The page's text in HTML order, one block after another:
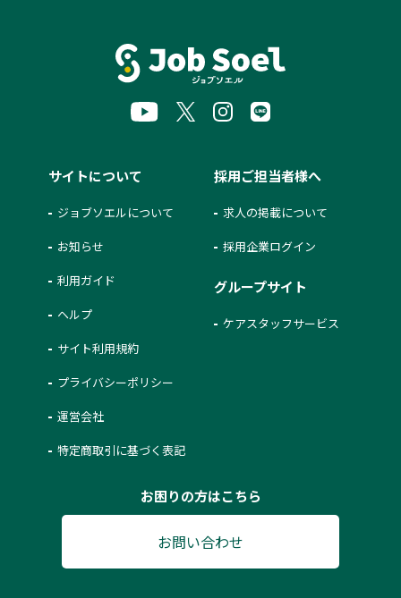
サイトについて
ジョブソエルについて
お知らせ
利用ガイド
ヘルプ
サイト利用規約
プライバシーポリシー
運営会社
特定商取引に基づく表記
採用ご担当者様へ
求人の掲載について
採用企業ログイン
グループサイト
ケアスタッフサービス
お困りの方はこちら
お問い合わせ